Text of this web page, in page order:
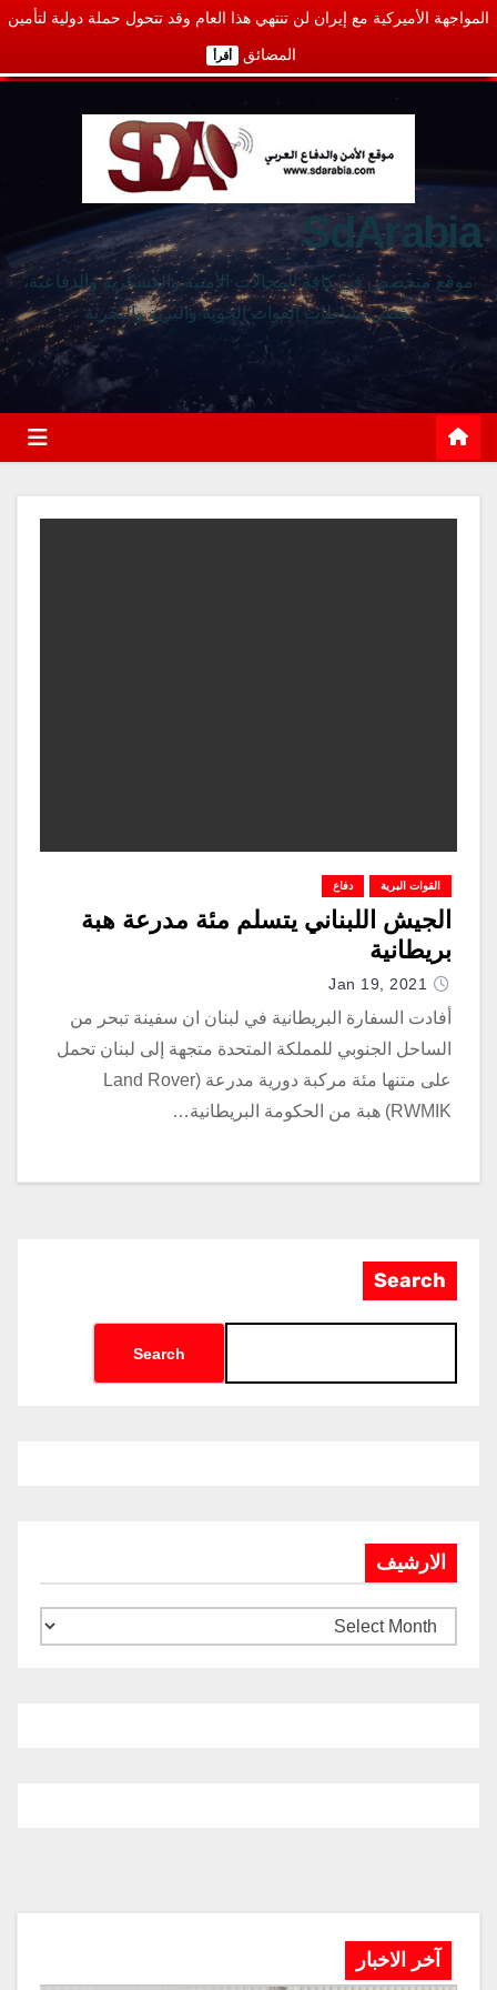
المواجهة الأميركية مع إيران لن تنتهي هذا العام وقد تتحول حملة دولية لتأمين
المضائق أقرأ
SdArabia
موقع متخصص في كافة المجالات الأمنية والعسكرية والدفاعية،
يغطي نشاطات القوات الجوية والبرية والبحرية
القوات البرية دفاع
الجيش اللبناني يتسلم مئة مدرعة هبة
بريطانية
Jan 19, 2021
أفادت السفارة البريطانية في لبنان ان سفينة تبحر من
الساحل الجنوبي للمملكة المتحدة متجهة إلى لبنان تحمل
على متنها مئة مركبة دورية مدرعة (Land Rover
RWMIK) هبة من الحكومة البريطانية…
Search
Search
الارشيف
آخر الاخبار